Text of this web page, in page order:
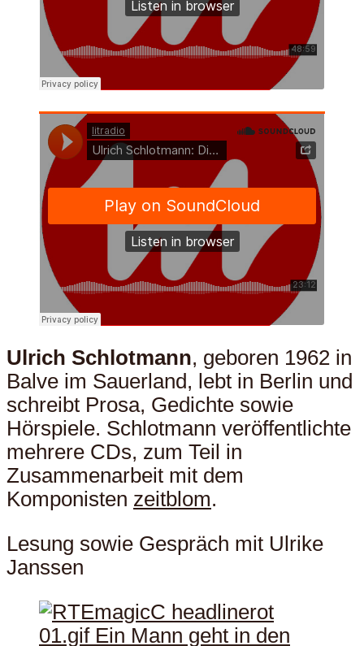
Ulrich Schlotmann, geboren 1962 in
Balve im Sauerland, lebt in Berlin und
schreibt Prosa, Gedichte sowie
Hörspiele. Schlotmann veröffentlichte
mehrere CDs, zum Teil in
Zusammenarbeit mit dem
Komponisten zeitblom.
Lesung sowie Gespräch mit Ulrike
Janssen